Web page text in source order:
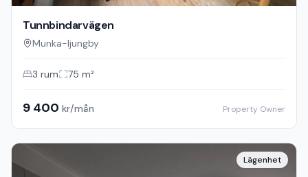
Tunnbindarvägen
Munka-ljungby
3 rum 75 m²
9 400 kr/mån Property Owner
Lägenhet